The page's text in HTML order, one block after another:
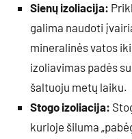
Sienų izoliacija:
galima naudoti
mineralinės vatos
izoliavimas padės
šaltuoju metų laiku.
Stogo izoliacija:
kurioje šiluma